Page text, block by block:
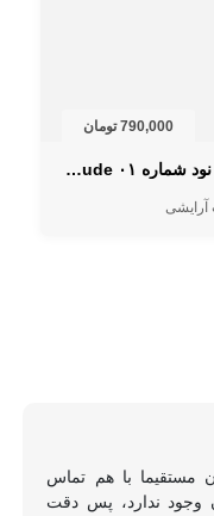
790,000 تومان
پالت سایه سیتی استایل گلدن رز مدل نود شماره ۰۱ warm nude
مستقیما با هم تماس
وجود ندارد، پس دقت